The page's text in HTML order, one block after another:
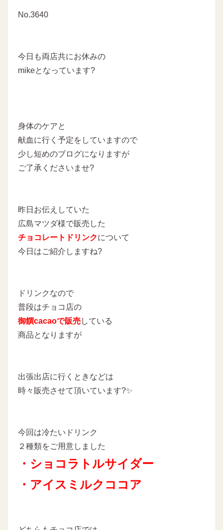
No.3640
今日も両店共にお休みの
mikeとなっています?
身体のケアと
献血に行く予定をしていますので
少し短めのブログになりますが
ご了承くださいませ?
昨日お伝えしていた
広島マツダ様で販売した
チョコレートドリンクについて
今日はご紹介しますね?
ドリンクなので
普段はチョコ店の
御饌cacaoで販売している
商品となりますが
出張出店に行くときなどは
時々販売させて頂いています?✨
今回は冷たいドリンク
２種類をご用意しました
・ショコラトルサイダー
・アイスミルクココア